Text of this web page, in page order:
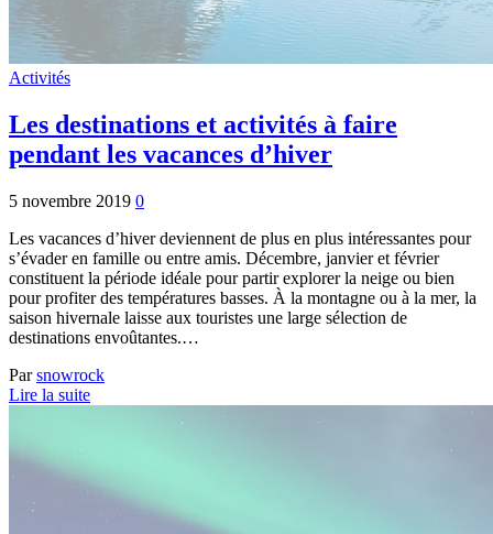
Activités
Les destinations et activités à faire
pendant les vacances d’hiver
5 novembre 2019 0
Les vacances d’hiver deviennent de plus en plus intéressantes pour
s’évader en famille ou entre amis. Décembre, janvier et février
constituent la période idéale pour partir explorer la neige ou bien
pour profiter des températures basses. À la montagne ou à la mer, la
saison hivernale laisse aux touristes une large sélection de
destinations envoûtantes.…
Parsnowrock
Lire la suite